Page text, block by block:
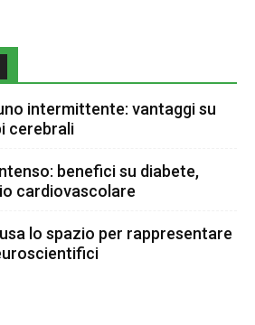
intermittente: vantaggi su
cerebrali
benefici su diabete,
cardiovascolare
lo spazio per rappresentare